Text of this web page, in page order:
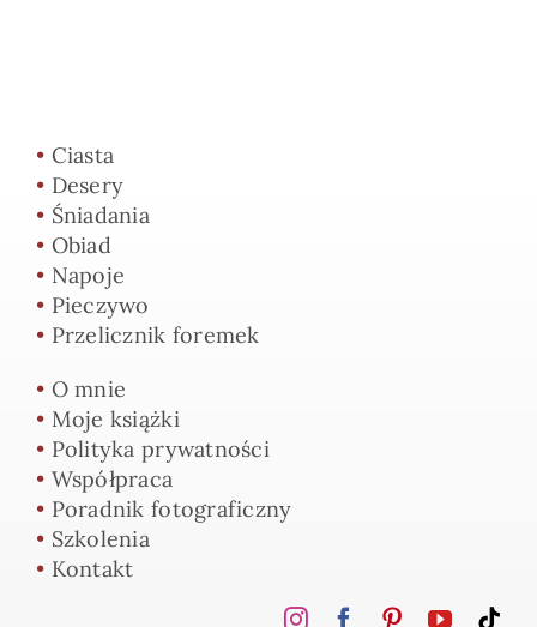
• Ciasta
• Desery
• Śniadania
• Obiad
• Napoje
• Pieczywo
• Przelicznik foremek
• O mnie
• Moje książki
• Polityka prywatności
• Współpraca
• Poradnik fotograficzny
• Szkolenia
• Kontakt